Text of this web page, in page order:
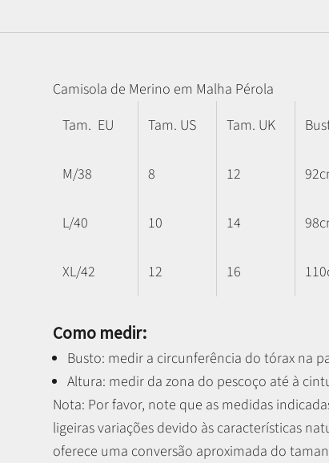
Camisola de Merino em Malha Pérola
Tam. EU
Tam. US Tam. UK
M/38 8 12
L/40 10 14
XL/42 12 16
Como medir:
Busto: medir a circunferência do tórax na
Altura: medir da zona do pescoço até à
Nota: Por favor, note que as medidas
ligeiras variações devido às características
oferece uma conversão aproximada do